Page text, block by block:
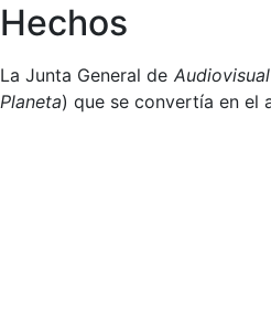
Hechos
La Junta General de
Planeta) que se convertía en el